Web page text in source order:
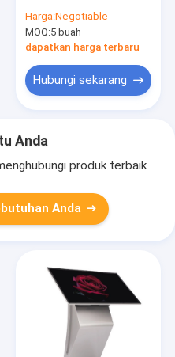
Pendidikan
Pengajaran
Harga:Negotiable
MOQ:5 buah
dapatkan harga terbaru
Hubungi sekarang
Anda
produk terbaik
Anda